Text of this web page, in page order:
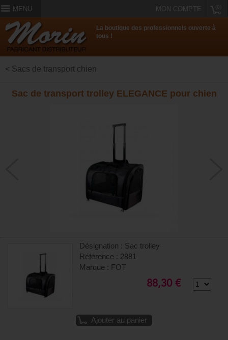
MENU MON COMPTE
La boutique des professionnels ouverte à
tous !
< Sacs de transport chien
Sac de transport trolley ELEGANCE pour chien
Désignation : Sac trolley
Référence : 2881
Marque : FOT
88,30 €
Ajouter au panier